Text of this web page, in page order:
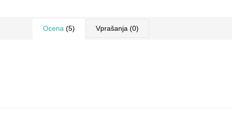
Ocena (5) Vprašanja (0)